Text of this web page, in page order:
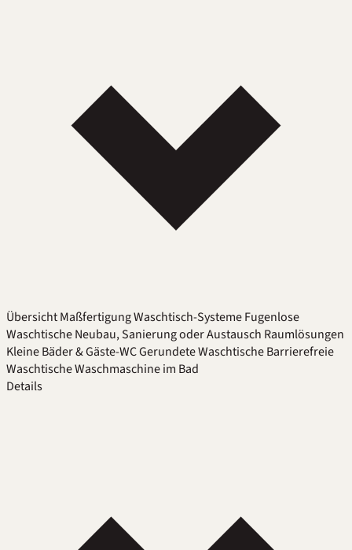
ÜbersichtMaßfertigungWaschtisch-SystemeFugenlose
WaschtischeNeubau, Sanierung oder Austausch Raumlösungen
Kleine Bäder & Gäste-WCGerundete WaschtischeBarrierefreie
WaschtischeWaschmaschine im Bad
Details